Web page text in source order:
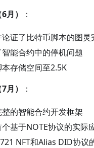
月）
：
证了比特币脚本的图灵
能合约中的停机问题
存储空间至2.5K
月）
：
的智能合约开发框架
基于NOTE协议的实际
NFT和Alias DID协议